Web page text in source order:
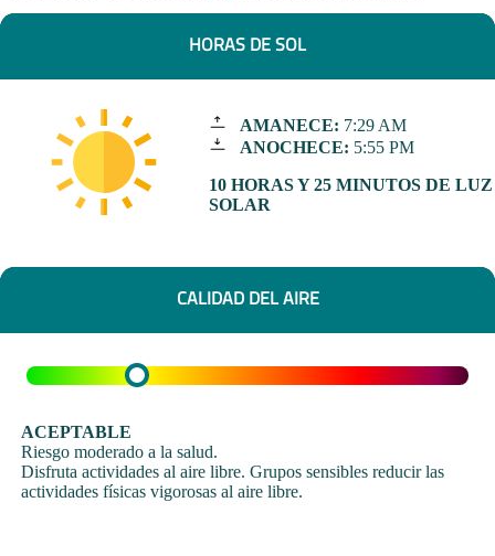
HORAS DE SOL
AMANECE: 7:29 AM
ANOCHECE: 5:55 PM
10 HORAS Y 25 MINUTOS DE LUZ
SOLAR
CALIDAD DEL AIRE
ACEPTABLE
Riesgo moderado a la salud.
Disfruta actividades al aire libre. Grupos sensibles reducir las
actividades físicas vigorosas al aire libre.